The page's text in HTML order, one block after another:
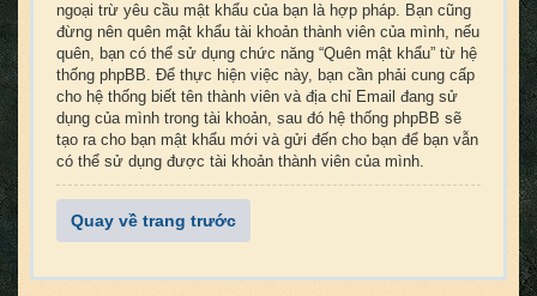
ngoại trừ yêu cầu mật khẩu của bạn là hợp pháp. Bạn cũng
đừng nên quên mật khẩu tài khoản thành viên của mình, nếu
quên, bạn có thể sử dụng chức năng “Quên mật khẩu” từ hệ
thống phpBB. Để thực hiện việc này, bạn cần phải cung cấp
cho hệ thống biết tên thành viên và địa chỉ Email đang sử
dụng của mình trong tài khoản, sau đó hệ thống phpBB sẽ
tạo ra cho bạn mật khẩu mới và gửi đến cho bạn để bạn vẫn
có thể sử dụng được tài khoản thành viên của mình.
Quay về trang trước